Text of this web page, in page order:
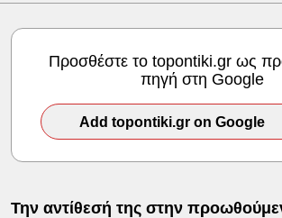
Προσθέστε το topontiki.gr ως
πηγή στη Google
Add topontiki.gr on Google
Την αντίθεσή της στην